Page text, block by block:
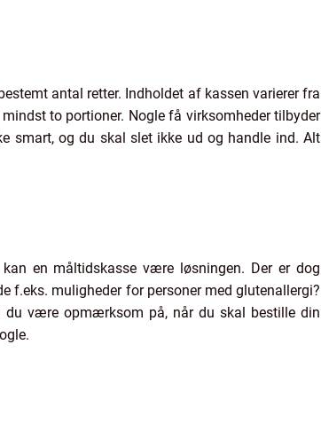
antal retter. Indholdet af kassen varierer fra
to portioner. Nogle få virksomheder tilbyder
smart, og du skal slet ikke ud og handle ind. Alt
en måltidskasse være løsningen. Der er dog
f.eks. muligheder for personer med glutenallergi?
du være opmærksom på, når du skal bestille din